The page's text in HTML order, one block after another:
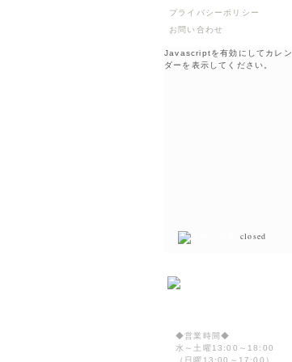
プライバシーポリシー
お問い合わせ
Javascriptを有効にしてカレン
ダーを表示してください。
closed
◆営業時間◆
水～土曜13:00～18:00
（日曜13:00～17:00）